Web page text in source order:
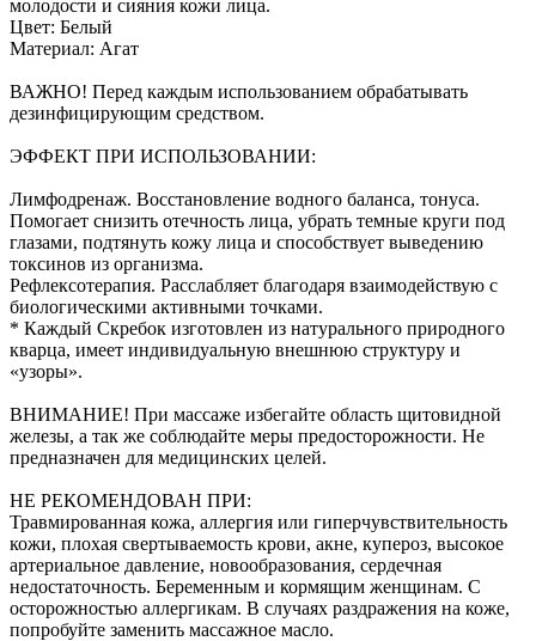
молодости и сияния кожи лица.
Цвет: Белый
Материал: Агат
ВАЖНО! Перед каждым использованием обрабатывать
дезинфицирующим средством.
ЭФФЕКТ ПРИ ИСПОЛЬЗОВАНИИ:
Лимфодренаж. Восстановление водного баланса, тонуса.
Помогает снизить отечность лица, убрать темные круги под
глазами, подтянуть кожу лица и способствует выведению
токсинов из организма.
Рефлексотерапия. Расслабляет благодаря взаимодействую с
биологическими активными точками.
* Каждый Скребок изготовлен из натурального природного
кварца, имеет индивидуальную внешнюю структуру и
«узоры».
ВНИМАНИЕ! При массаже избегайте область щитовидной
железы, а так же соблюдайте меры предосторожности. Не
предназначен для медицинских целей.
НЕ РЕКОМЕНДОВАН ПРИ:
Травмированная кожа, аллергия или гиперчувствительность
кожи, плохая свертываемость крови, акне, купероз, высокое
артериальное давление, новообразования, сердечная
недостаточность. Беременным и кормящим женщинам. С
осторожностью аллергикам. В случаях раздражения на коже,
попробуйте заменить массажное масло.